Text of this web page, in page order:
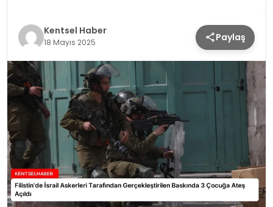
MAGAZIN
KÜLTÜR & SANAT
SPOR
SAĞLIK
Kentsel Haber
18 Mayıs 2025 Paylaş